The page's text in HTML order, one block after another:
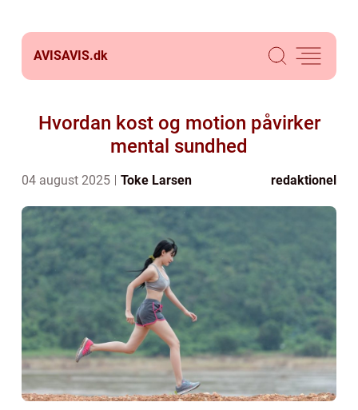
AVISAVIS.dk
Hvordan kost og motion påvirker
mental sundhed
04 august 2025 Toke Larsen redaktionel